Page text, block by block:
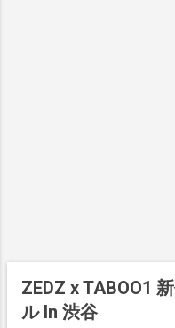
げるたま
中村 暁華
ZEDZ x TABOO1
ル In 渋谷